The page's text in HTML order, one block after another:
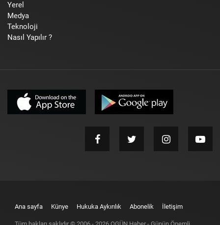
Yerel
Medya
Teknoloji
Nasıl Yapılır ?
Ana sayfa Künye Hukuka Aykırılık Abonelik İletişim